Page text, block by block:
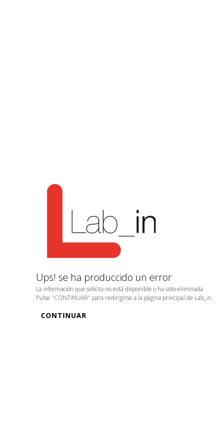
Ups! se ha produccido un error
La información que solicita no está disponible o ha sido eliminada.
Pulse "CONTINUAR" para redirigirse a la página principal de Lab_in.
CONTINUAR